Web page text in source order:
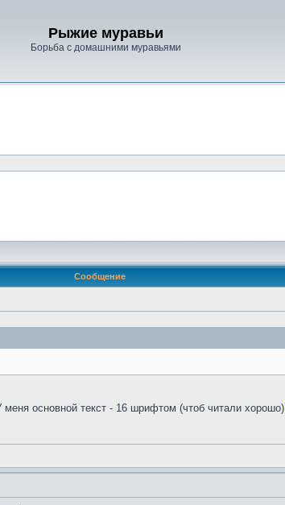
Рыжие муравьи
Борьба с домашними муравьями
Сообщение
основной текст - 16 шрифтом (чтоб читали хорошо)